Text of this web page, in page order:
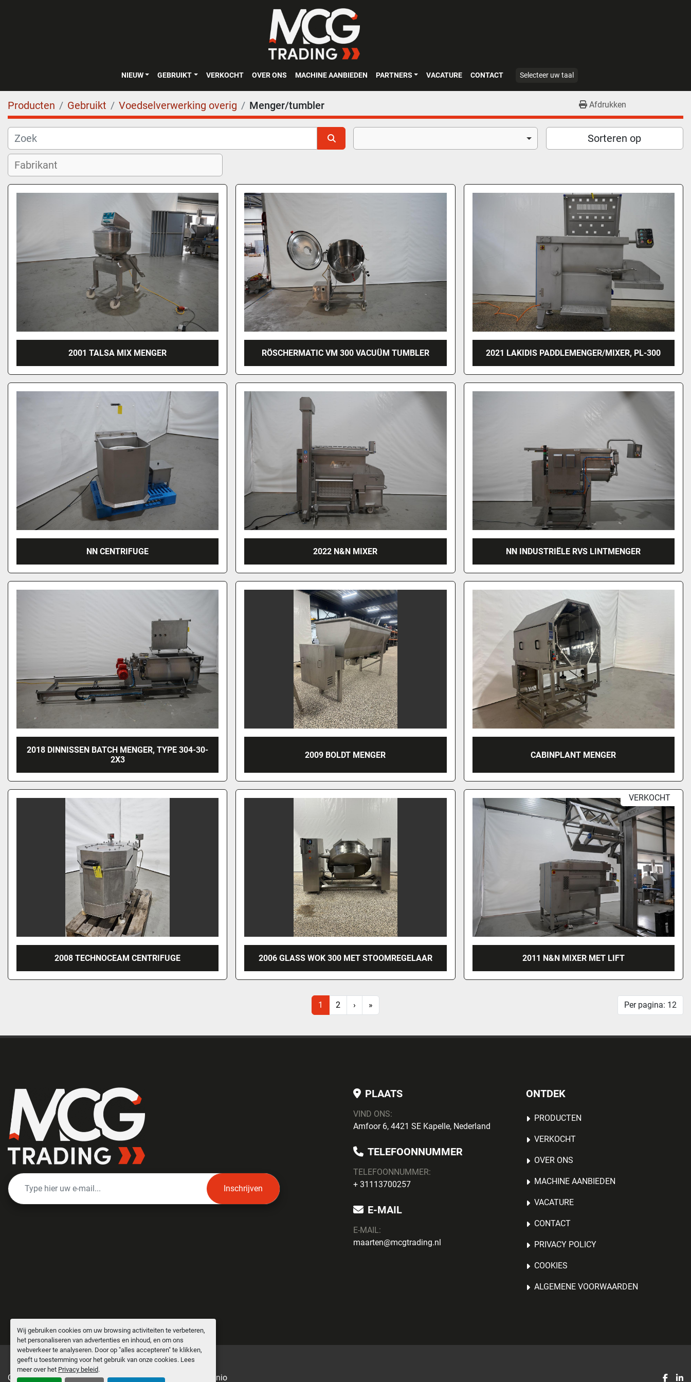
Wij gebruiken cookies om uw browsing activiteiten te verbeteren,
het personaliseren van advertenties en inhoud, en om ons
webverkeer te analyseren. Door op "alles accepteren" te klikken,
geeft u toestemming voor het gebruik van onze cookies. Lees
meer over het Privacy beleid.
NIEUW GEBRUIKT VERKOCHT OVER ONS MACHINE AANBIEDEN PARTNERS VACATURE CONTACT Selecteer uw taal
Producten Gebruikt Voedselverwerking overig Menger/tumbler Afdrukken
Sorteren op
2001 TALSA MIX MENGER RÖSCHERMATIC VM 300 VACUÜM TUMBLER 2021 LAKIDIS PADDLEMENGER/MIXER, PL-300
NN CENTRIFUGE 2022 N&N MIXER NN INDUSTRIËLE RVS LINTMENGER
2018 DINNISSEN BATCH MENGER, TYPE 304-30-
2X3
2009 BOLDT MENGER CABINPLANT MENGER
2008 TECHNOCEAM CENTRIFUGE 2006 GLASS WOK 300 MET STOOMREGELAAR
VERKOCHT
2011 N&N MIXER MET LIFT
1 2 › » Per pagina: 12
Inschrijven
PLAATS
VIND ONS:
Amfoor 6, 4421 SE Kapelle, Nederland
TELEFOONNUMMER
TELEFOONNUMMER:
+ 31113700257
E-MAIL
E-MAIL:
maarten@mcgtrading.nl
ONTDEK
PRODUCTEN
VERKOCHT
OVER ONS
MACHINE AANBIEDEN
VACATURE
CONTACT
PRIVACY POLICY
COOKIES
ALGEMENE VOORWAARDEN
Cookies beheren Machinio Systemwebsite door Machinio